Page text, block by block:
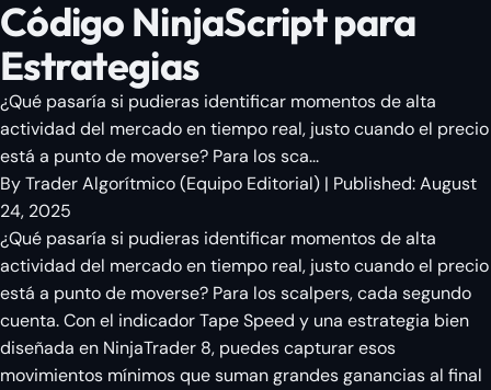
Código NinjaScript para
Estrategias
¿Qué pasaría si pudieras identificar momentos de alta
actividad del mercado en tiempo real, justo cuando el precio
está a punto de moverse? Para los sca...
ByTrader Algorítmico(Equipo Editorial) | Published:August
24, 2025
¿Qué pasaría si pudieras identificar momentos de alta
actividad del mercado en tiempo real, justo cuando el precio
está a punto de moverse? Para los scalpers, cada segundo
cuenta. Con el indicador Tape Speed y una estrategia bien
diseñada en NinjaTrader 8, puedes capturar esos
movimientos mínimos que suman grandes ganancias al final